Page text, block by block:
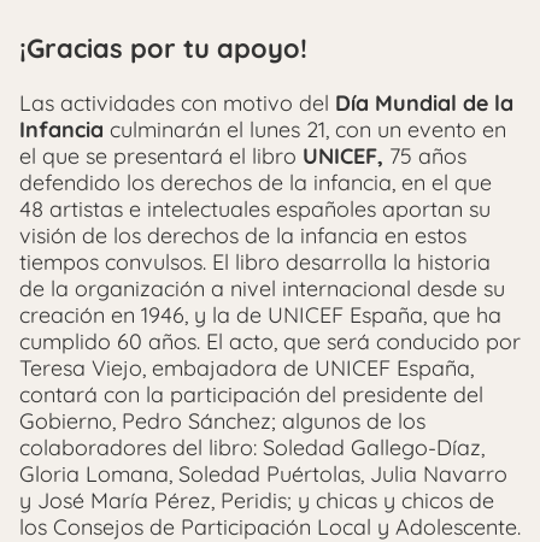
¡Gracias por tu apoyo!
Las actividades con motivo del Día Mundial de la
Infancia culminarán el lunes 21, con un evento en
el que se presentará el libro UNICEF, 75 años
defendido los derechos de la infancia, en el que
48 artistas e intelectuales españoles aportan su
visión de los derechos de la infancia en estos
tiempos convulsos. El libro desarrolla la historia
de la organización a nivel internacional desde su
creación en 1946, y la de UNICEF España, que ha
cumplido 60 años. El acto, que será conducido por
Teresa Viejo, embajadora de UNICEF España,
contará con la participación del presidente del
Gobierno, Pedro Sánchez; algunos de los
colaboradores del libro: Soledad Gallego-Díaz,
Gloria Lomana, Soledad Puértolas, Julia Navarro
y José María Pérez, Peridis; y chicas y chicos de
los Consejos de Participación Local y Adolescente.